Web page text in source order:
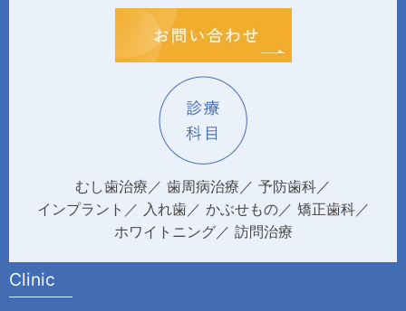
むし歯治療 歯周病治療
予防歯科
インプラント
入れ歯 かぶせもの
矯正歯科
ホワイトニング
訪問治療
Clinic